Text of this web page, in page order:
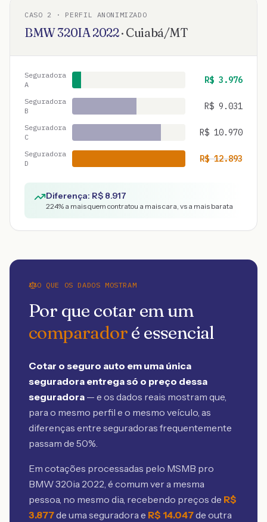
CASO 2 · PERFIL ANONIMIZADO
BMW320IA2022· Cuiabá/MT
Seguradora
A
R$ 3.976
Seguradora
B
R$ 9.031
Seguradora
C
R$ 10.970
Seguradora
D
R$12.893
Diferença: R$ 8.917
224% a mais quem contratou a mais cara, vs a mais barata
O QUE OS DADOS MOSTRAM
Por que cotar em um
comparadoré essencial
Cotar o seguro auto em uma única
seguradora entrega só o preço dessa
seguradora — e os dados reais mostram que,
para o mesmo perfil e o mesmo veículo, as
diferenças entre seguradoras frequentemente
passam de 50%.
Em cotações processadas pelo MSMB pro
BMW 320ia 2022, é comum ver a mesma
pessoa, no mesmo dia, recebendo preços de R$
3.877de uma seguradora e R$ 14.047de outra